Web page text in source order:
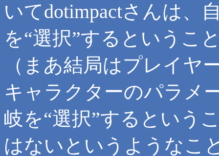
いてdotimpactさんは、
を“選択”するというこ
（まあ結局はプレイヤ
キャラクターのパラメ
岐を“選択”するという
はないというようなこ